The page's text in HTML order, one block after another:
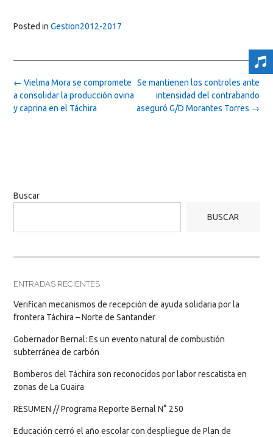
Posted in Gestion2012-2017
Post
navigation
Se mantienen los controles ante
intensidad del contrabando
aseguró G/D Morantes Torres →
← Vielma Mora se compromete
a consolidar la producción ovina
y caprina en el Táchira
Buscar
BUSCAR
ENTRADAS RECIENTES
Verifican mecanismos de recepción de ayuda solidaria por la
frontera Táchira – Norte de Santander
Gobernador Bernal: Es un evento natural de combustión
subterránea de carbón
Bomberos del Táchira son reconocidos por labor rescatista en
zonas de La Guaira
RESUMEN // Programa Reporte Bernal N° 250
Educación cerró el año escolar con despliegue de Plan de